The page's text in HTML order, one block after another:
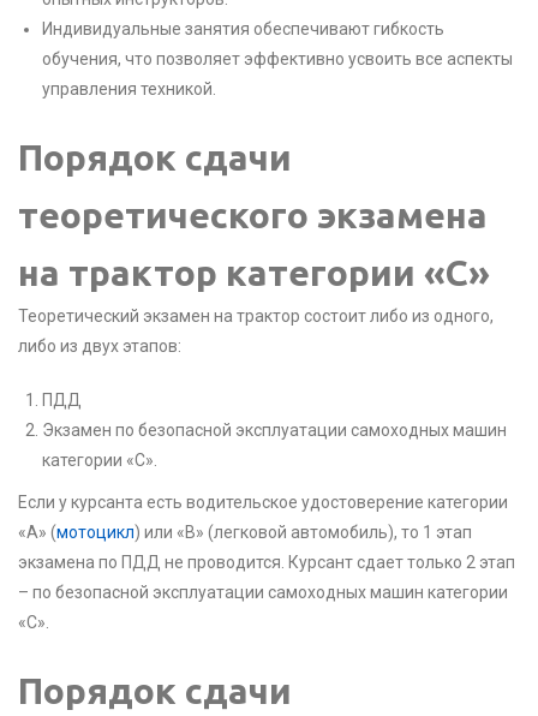
Индивидуальные занятия обеспечивают гибкость
обучения, что позволяет эффективно усвоить все аспекты
управления техникой.
Порядок сдачи
теоретического экзамена
на трактор категории «С»
Теоретический экзамен на трактор состоит либо из одного,
либо из двух этапов:
ПДД
Экзамен по безопасной эксплуатации самоходных машин
категории «С».
Если у курсанта есть водительское удостоверение категории
«А» (мотоцикл) или «В» (легковой автомобиль), то 1 этап
экзамена по ПДД не проводится. Курсант сдает только 2 этап
– по безопасной эксплуатации самоходных машин категории
«С».
Порядок сдачи